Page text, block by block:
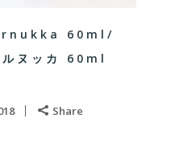
60ml/
ルヌッカ 60ml
Share